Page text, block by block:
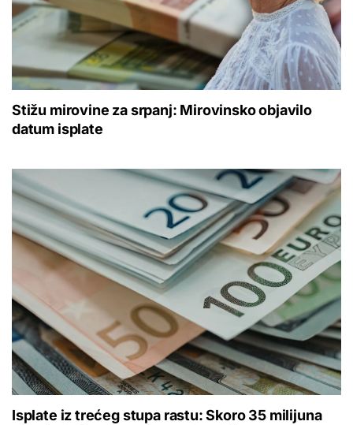
Stižu mirovine za srpanj: Mirovinsko objavilo
datum isplate
Isplate iz trećeg stupa rastu: Skoro 35 milijuna